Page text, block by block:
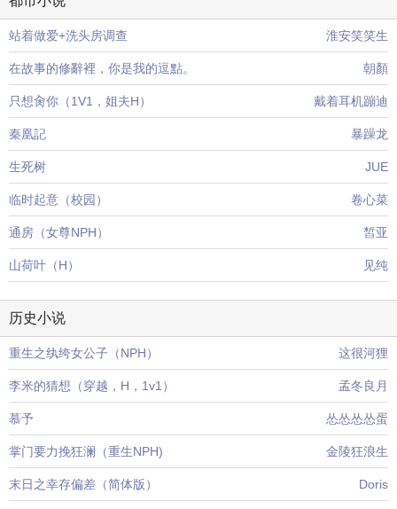
站着做爱+洗头房调查 淮安笑笑生
在故事的修辭裡，你是我的逗點。 朝顏
只想肏你（1V1，姐夫H） 戴着耳机蹦迪
秦凰記 暴躁龙
生死树 JUE
临时起意（校园） 卷心菜
通房（女尊NPH） 皙亚
山荷叶（H） 见纯
历史小说
重生之纨绔女公子（NPH） 这很河狸
李米的猜想（穿越，H，1v1） 孟冬良月
慕予 怂怂怂怂蛋
掌门要力挽狂澜（重生NPH) 金陵狂浪生
末日之幸存偏差（简体版） Doris